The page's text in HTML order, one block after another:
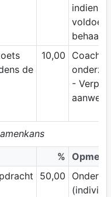
indien
behaald.
de
10,00
-
%
50,00